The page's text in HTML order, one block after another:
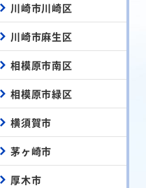
川崎市川崎区
川崎市麻生区
相模原市南区
相模原市緑区
横須賀市
茅ヶ崎市
厚木市